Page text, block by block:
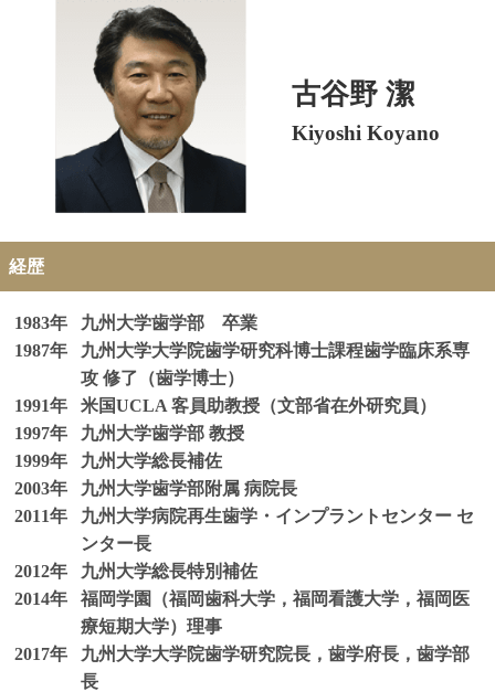
古谷野 潔
Kiyoshi Koyano
経歴
1983年
九州大学歯学部 卒業
1987年
九州大学大学院歯学研究科博士課程歯学臨床系専
攻 修了（歯学博士）
1991年
米国UCLA 客員助教授（文部省在外研究員）
1997年
九州大学歯学部 教授
1999年
九州大学総長補佐
2003年
九州大学歯学部附属 病院長
2011年
九州大学病院再生歯学・インプラントセンター セ
ンター長
2012年
九州大学総長特別補佐
2014年
福岡学園（福岡歯科大学，福岡看護大学，福岡医
療短期大学）理事
2017年
九州大学大学院歯学研究院長，歯学府長，歯学部
長